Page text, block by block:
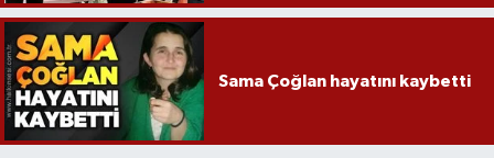
Sama Çoğlan hayatını kaybetti